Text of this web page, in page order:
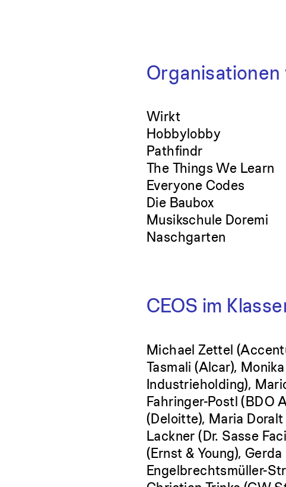
Organisationen
Wirkt
Hobbylobby
Pathfindr
The Things We Learn
Everyone Codes
Die Baubox
Musikschule Doremi
Naschgarten
CEOS im
Michael Zettel
Tasmali (Alcar),
Industrieholding),
Fahringer-Postl (BDO
(Deloitte), Maria
Lackner (Dr. Sasse
(Ernst & Young),
Engelbrechtsmüller-